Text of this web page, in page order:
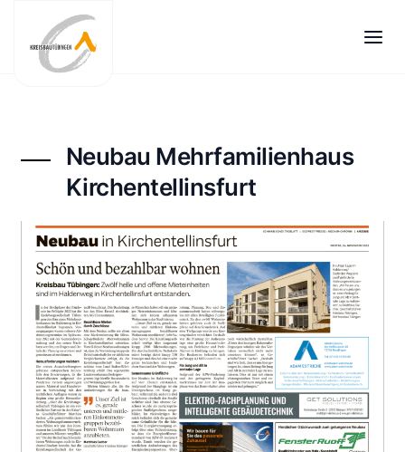
springen
Neubau Mehrfamilienhaus
Kirchentellinsfurt